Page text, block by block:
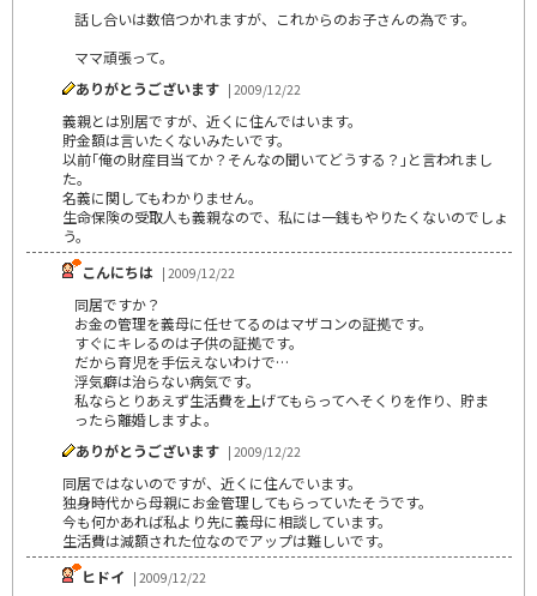
話し合いは数倍つかれますが、これからのお子さんの為です。
ママ頑張って。
ありがとうございます | 2009/12/22
義親とは別居ですが、近くに住んではいます。
貯金額は言いたくないみたいです。
以前｢俺の財産目当てか？そんなの聞いてどうする？｣と言われまし
た。
名義に関してもわかりません。
生命保険の受取人も義親なので、私には一銭もやりたくないのでしょ
う。
こんにちは | 2009/12/22
同居ですか？
お金の管理を義母に任せてるのはマザコンの証拠です。
すぐにキレるのは子供の証拠です。
だから育児を手伝えないわけで…
浮気癖は治らない病気です。
私ならとりあえず生活費を上げてもらってへそくりを作り、貯ま
ったら離婚しますよ。
ありがとうございます | 2009/12/22
同居ではないのですが、近くに住んでいます。
独身時代から母親にお金管理してもらっていたそうです。
今も何かあれば私より先に義母に相談しています。
生活費は減額された位なのでアップは難しいです。
ヒドイ | 2009/12/22